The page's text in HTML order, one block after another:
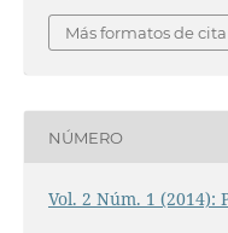
Más formatos de cita
NÚMERO
Vol. 2 Núm. 1 (2014):